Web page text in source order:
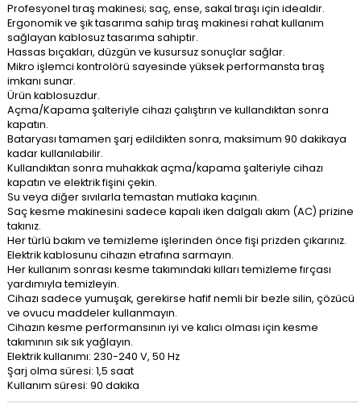
Profesyonel tıraş makinesi; saç, ense, sakal tıraşı için idealdir.
Ergonomik ve şık tasarıma sahip tıraş makinesi rahat kullanım
sağlayan kablosuz tasarıma sahiptir.
Hassas bıçakları, düzgün ve kusursuz sonuçlar sağlar.
Mikro işlemci kontrolörü sayesinde yüksek performansta tıraş
imkanı sunar.
Ürün kablosuzdur.
Açma/Kapama şalteriyle cihazı çalıştırın ve kullandıktan sonra
kapatın.
Bataryası tamamen şarj edildikten sonra, maksimum 90 dakikaya
kadar kullanılabilir.
Kullandıktan sonra muhakkak açma/kapama şalteriyle cihazı
kapatın ve elektrik fişini çekin.
Su veya diğer sıvılarla temastan mutlaka kaçının.
Saç kesme makinesini sadece kapalı iken dalgalı akım (AC) prizine
takınız.
Her türlü bakım ve temizleme işlerinden önce fişi prizden çıkarınız.
Elektrik kablosunu cihazın etrafına sarmayın.
Her kullanım sonrası kesme takımındaki kılları temizleme fırçası
yardımıyla temizleyin.
Cihazı sadece yumuşak, gerekirse hafif nemli bir bezle silin, çözücü
ve ovucu maddeler kullanmayın.
Cihazın kesme performansının iyi ve kalıcı olması için kesme
takımının sık sık yağlayın.
Elektrik kullanımı: 230-240 V, 50 Hz
Şarj olma süresi: 1,5 saat
Kullanım süresi: 90 dakika